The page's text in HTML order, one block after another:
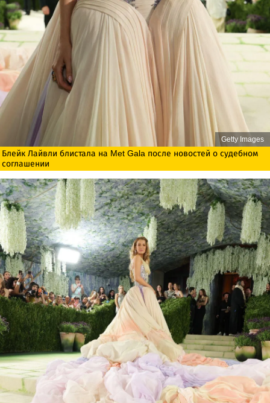
Getty Images
Блейк Лайвли блистала на Met Gala после новостей о судебном
соглашении